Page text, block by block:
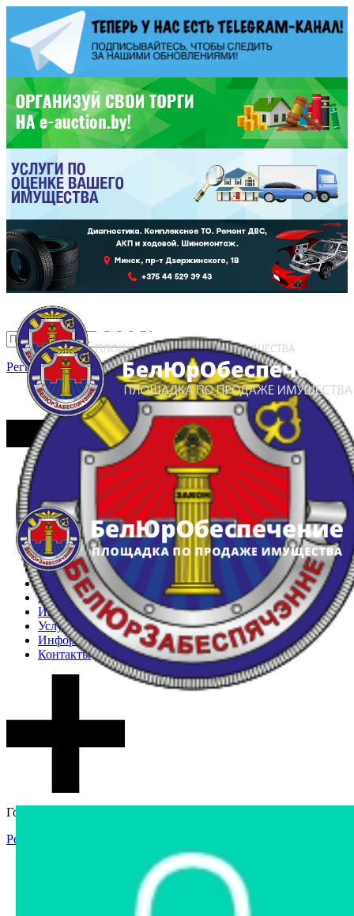
Регистрация Вход
Главная
Арестованное имущество
Реестр несостоявшихся торгов
Реестр переоценок
Частное имущество
Государственное имущество
Интернет-магазин
Интернет-витрина
Услуги
Информация
Контакты
Гостевой доступ
Регистрация
Интернет-магазин
Интернет-витрина